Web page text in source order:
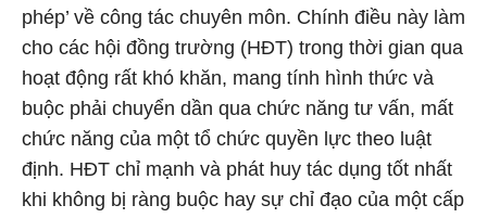
phép’ về công tác chuyên môn. Chính điều này làm
cho các hội đồng trường (HĐT) trong thời gian qua
hoạt động rất khó khăn, mang tính hình thức và
buộc phải chuyển dần qua chức năng tư vấn, mất
chức năng của một tổ chức quyền lực theo luật
định. HĐT chỉ mạnh và phát huy tác dụng tốt nhất
khi không bị ràng buộc hay sự chỉ đạo của một cấp